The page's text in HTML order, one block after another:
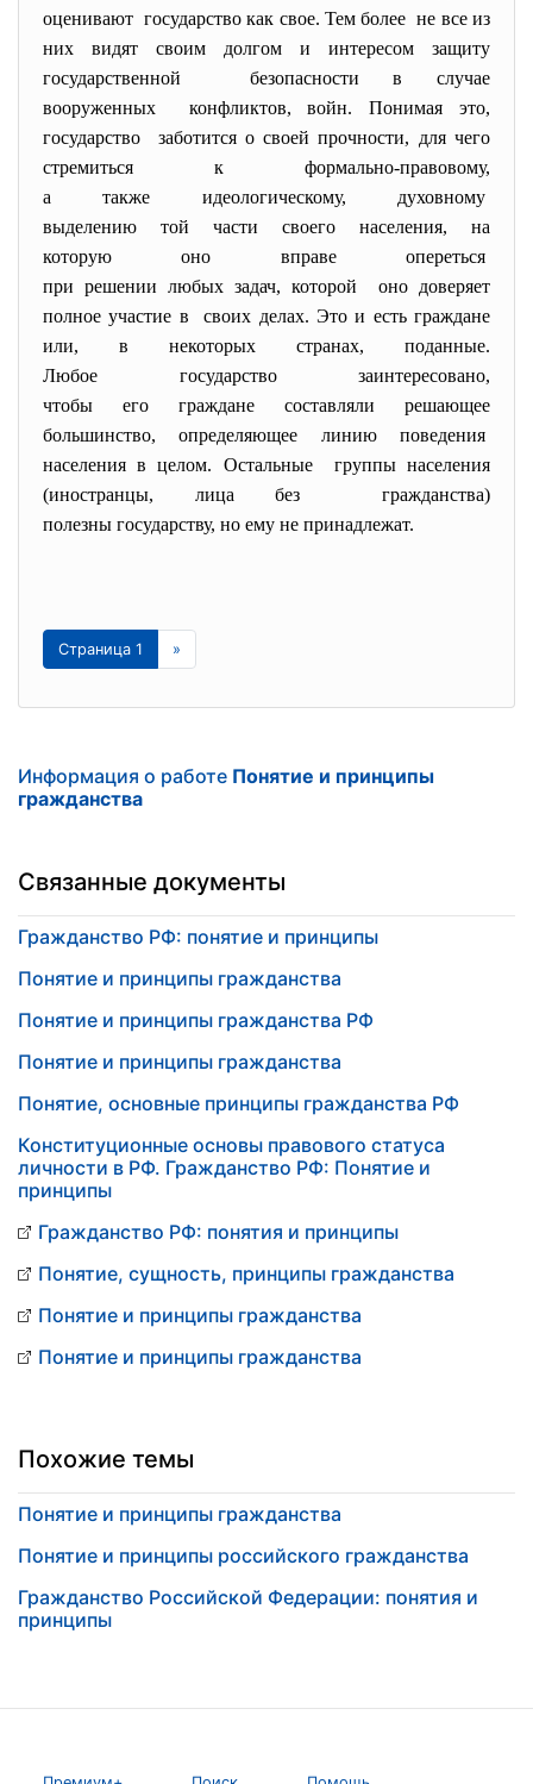
оценивают государство как свое. Тем более не все из
них видят своим долгом и интересом защиту
государственной безопасности в случае
вооруженных конфликтов, войн. Понимая это,
государство заботится о своей прочности, для чего
стремиться к формально-правовому,
а также идеологическому, духовному
выделению той части своего населения, на
которую оно вправе опереться
при решении любых задач, которой оно доверяет
полное участие в своих делах. Это и есть граждане
или, в некоторых странах, поданные.
Любое государство заинтересовано,
чтобы его граждане составляли решающее
большинство, определяющее линию поведения
населения в целом. Остальные группы населения
(иностранцы, лица без гражданства)
полезны государству, но ему не принадлежат.
Страница 1 »
Информация о работе Понятие и принципы
гражданства
Связанные документы
Гражданство РФ: понятие и принципы
Понятие и принципы гражданства
Понятие и принципы гражданства РФ
Понятие и принципы гражданства
Понятие, основные принципы гражданства РФ
Конституционные основы правового статуса
личности в РФ. Гражданство РФ: Понятие и
принципы
Гражданство РФ: понятия и принципы
Понятие, сущность, принципы гражданства
Понятие и принципы гражданства
Понятие и принципы гражданства
Похожие темы
Понятие и принципы гражданства
Понятие и принципы российского гражданства
Гражданство Российской Федерации: понятия и
принципы